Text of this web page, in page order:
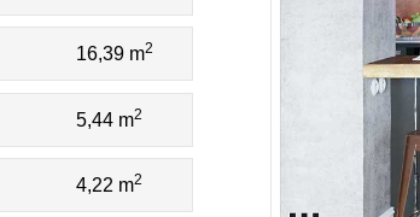
16,39 m2
5,44 m2
4,22 m2